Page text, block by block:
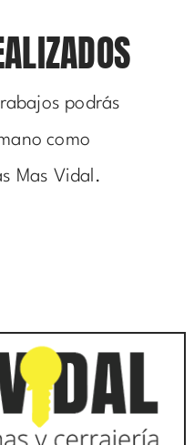
podrás
como
Mas Vidal.